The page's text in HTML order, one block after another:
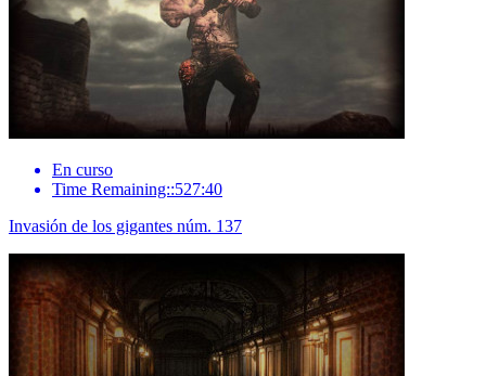
En curso
Time Remaining::527:40
Invasión de los gigantes núm. 137